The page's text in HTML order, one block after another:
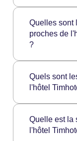
L'hôtel
de son
personnel
ses
Quelles sont
proches de
?
Attractions à
l'Architecture,
Quels sont
l'hôtel
Restaurants à
Cedres du
Quelle est la
l'hôtel